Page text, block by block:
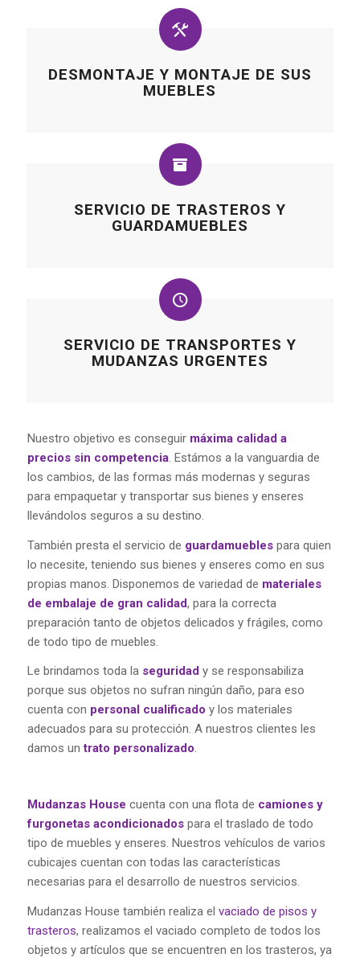
DESMONTAJE Y MONTAJE DE SUS
MUEBLES
SERVICIO DE TRASTEROS Y
GUARDAMUEBLES
SERVICIO DE TRANSPORTES Y
MUDANZAS URGENTES
Nuestro objetivo es conseguir máxima calidad a
precios sin competencia. Estámos a la vanguardia de
los cambios, de las formas más modernas y seguras
para empaquetar y transportar sus bienes y enseres
llevándolos seguros a su destino.
También presta el servicio de guardamueblespara quien
lo necesite, teniendo sus bienes y enseres como en sus
propias manos. Disponemos de variedad de materiales
de embalaje de gran calidad, para la correcta
preparación tanto de objetos delicados y frágiles, como
de todo tipo de muebles.
Le brindamos toda la seguridad y se responsabiliza
porque sus objetos no sufran ningún daño, para eso
cuenta con personal cualificado y los materiales
adecuados para su protección. A nuestros clientes les
damos untrato personalizado.
Mudanzas House cuenta con una flota de camiones y
furgonetas acondicionadospara el traslado de todo
tipo de muebles y enseres. Nuestros vehículos de varios
cubicajes cuentan con todas las características
necesarias para el desarrollo de nuestros servicios.
Mudanzas House también realiza el vaciado de pisos y
trasteros, realizamos el vaciado completo de todos los
objetos y artículos que se encuentren en los trasteros, ya